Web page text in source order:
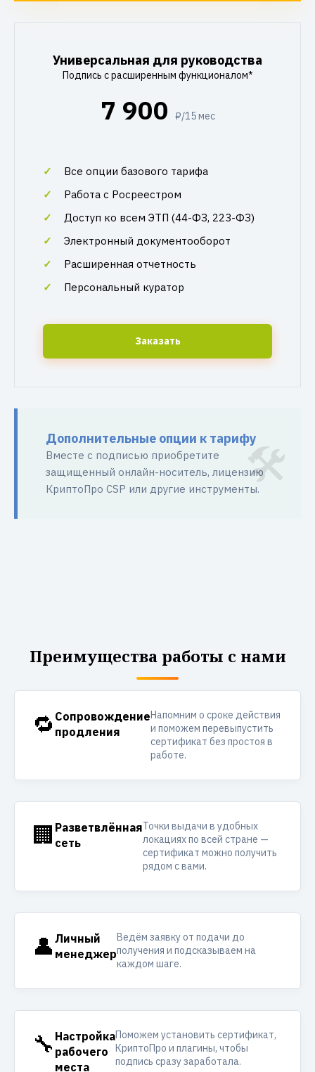
Универсальная для руководства
Подпись с расширенным функционалом*
7 900 ₽/15 мес
Все опции базового тарифа
Работа с Росреестром
Доступ ко всем ЭТП (44-ФЗ, 223-ФЗ)
Электронный документооборот
Расширенная отчетность
Персональный куратор
Заказать
Дополнительные опции к тарифу
Вместе с подписью приобретите
защищенный онлайн-носитель, лицензию
КриптоПро CSP или другие инструменты.
Преимущества работы с нами
🔁 Сопровождение
продления
Напомним о сроке действия
и поможем перевыпустить
сертификат без простоя в
работе.
🏢 Разветвлённая
сеть
Точки выдачи в удобных
локациях по всей стране —
сертификат можно получить
рядом с вами.
👤 Личный
менеджер
Ведём заявку от подачи до
получения и подсказываем на
каждом шаге.
🔧 Настройка
рабочего
места
Поможем установить сертификат,
КриптоПро и плагины, чтобы
подпись сразу заработала.